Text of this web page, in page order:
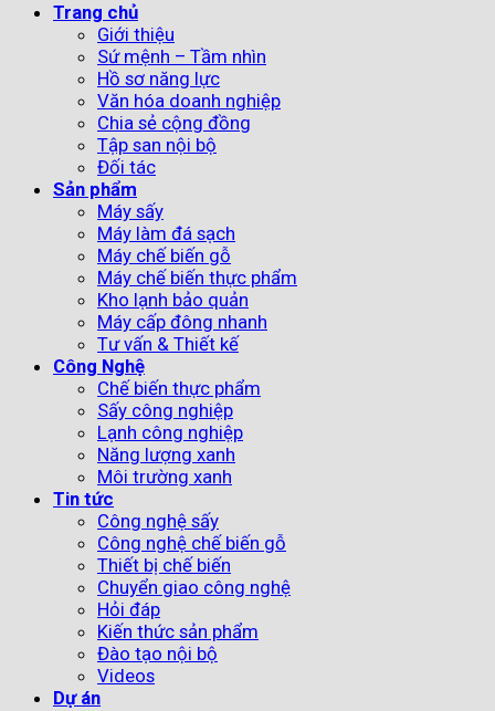
Trang chủ
Giới thiệu
Sứ mệnh – Tầm nhìn
Hồ sơ năng lực
Văn hóa doanh nghiệp
Chia sẻ cộng đồng
Tập san nội bộ
Đối tác
Sản phẩm
Máy sấy
Máy làm đá sạch
Máy chế biến gỗ
Máy chế biến thực phẩm
Kho lạnh bảo quản
Máy cấp đông nhanh
Tư vấn & Thiết kế
Công Nghệ
Chế biến thực phẩm
Sấy công nghiệp
Lạnh công nghiệp
Năng lượng xanh
Môi trường xanh
Tin tức
Công nghệ sấy
Công nghệ chế biến gỗ
Thiết bị chế biến
Chuyển giao công nghệ
Hỏi đáp
Kiến thức sản phẩm
Đào tạo nội bộ
Videos
Dự án